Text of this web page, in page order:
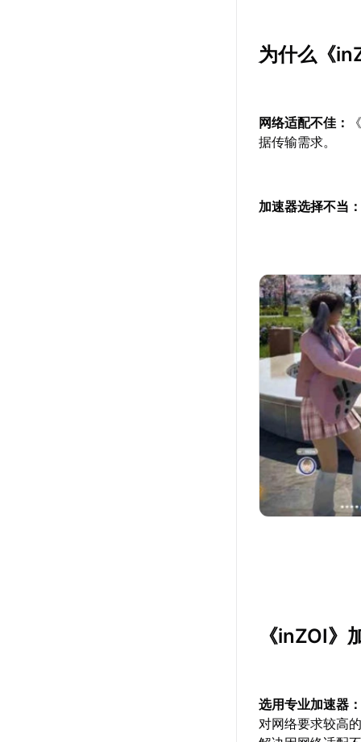
为什么《
网络适配不佳：
据传输需求。
加速器选择不当
《inZOI》
选用专业加速器
对网络要求较高